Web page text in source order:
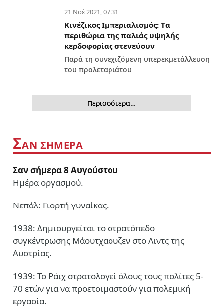
21 Νοέ 2021, 07:31
Κινέζικος Ιμπεριαλισμός: Tα
περιθώρια της παλιάς υψηλής
κερδοφορίας στενεύουν
Παρά τη συνεχιζόμενη υπερεκμετάλλευση
του προλεταριάτου
Περισσότερα…
ΣΑΝ ΣΗΜΕΡΑ
Σαν σήμερα 8 Αυγούστου
Ημέρα οργασμού.
Νεπάλ: Γιορτή γυναίκας.
1938: Δημιουργείται το στρατόπεδο
συγκέντρωσης Μάουτχαουζεν στο Λιντς της
Αυστρίας.
1939: Το Ράιχ στρατολογεί όλους τους πολίτες 5-
70 ετών για να προετοιμαστούν για πολεμική
εργασία.